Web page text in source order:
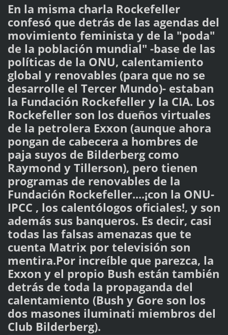
En la misma charla Rockefeller
confesó que detrás de las agendas del
movimiento feminista y de la "poda"
de la población mundial" -base de las
políticas de la ONU, calentamiento
global y renovables (para que no se
desarrolle el Tercer Mundo)- estaban
la Fundación Rockefeller y la CIA. Los
Rockefeller son los dueños virtuales
de la petrolera Exxon (aunque ahora
pongan de cabecera a hombres de
paja suyos de Bilderberg como
Raymond y Tillerson), pero tienen
programas de renovables de la
Fundación Rockefeller....¡con la ONU-
IPCC , los calentólogos oficiales!, y son
además sus banqueros. Es decir, casi
todas las falsas amenazas que te
cuenta Matrix por televisión son
mentira.Por increíble que parezca, la
Exxon y el propio Bush están también
detrás de toda la propaganda del
calentamiento (Bush y Gore son los
dos masones iluminati miembros del
Club Bilderberg).